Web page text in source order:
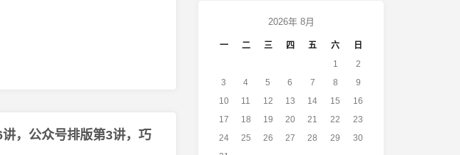
，公众号排版第3讲，巧
2026年 8月
一 二 三 四 五 六
日
1
2
3
4 5 6 7 8
9
10
11 12 13 14 15
16
17
18 19 20 21 22
23
24
25 26 27 28 29
30